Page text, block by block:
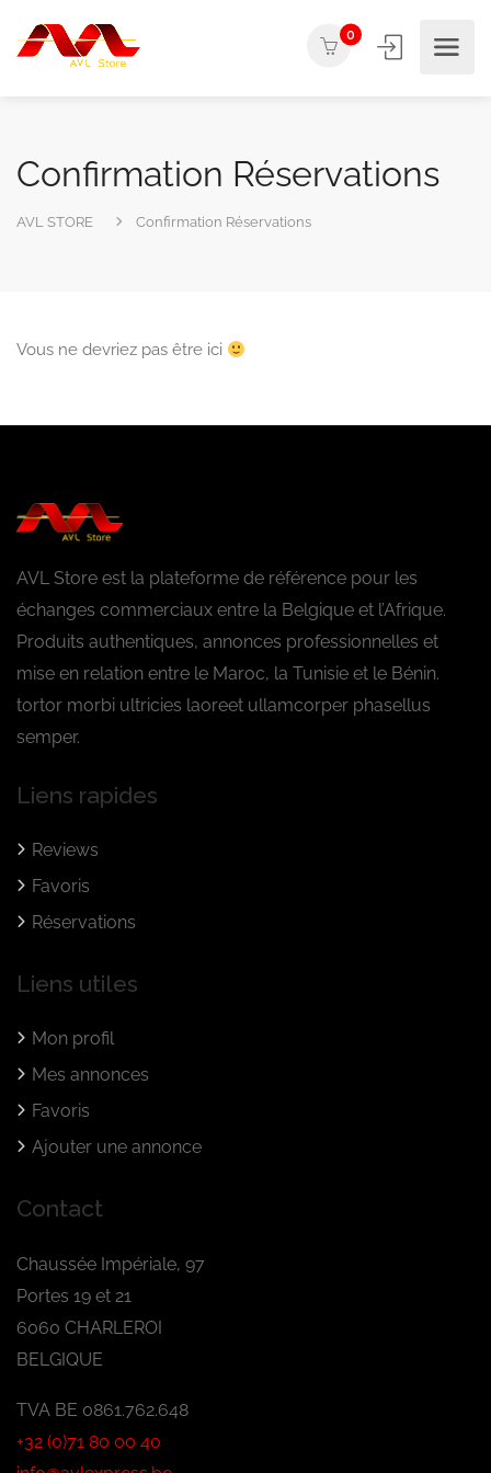
0
Confirmation Réservations
AVL STORE Confirmation Réservations
Vous ne devriez pas être ici
AVL Store est la plateforme de référence pour les
échanges commerciaux entre la Belgique et l’Afrique.
Produits authentiques, annonces professionnelles et
mise en relation entre le Maroc, la Tunisie et le Bénin.
tortor morbi ultricies laoreet ullamcorper phasellus
semper.
Liens rapides
Reviews
Favoris
Réservations
Liens utiles
Mon profil
Mes annonces
Favoris
Ajouter une annonce
Contact
Chaussée Impériale, 97
Portes 19 et 21
6060 CHARLEROI
BELGIQUE
TVA BE 0861.762.648
+32 (0)71 80 00 40